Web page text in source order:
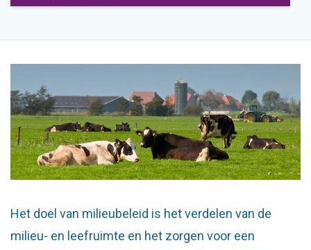
Het doel van milieubeleid is het verdelen van de
milieu- en leefruimte en het zorgen voor een